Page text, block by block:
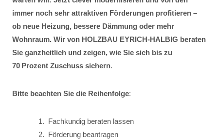
immer noch sehr attraktiven Förderungen profitieren –
ob neue Heizung, bessere Dämmung oder mehr
Wohnraum. Wir von HOLZBAU EYRICH-HALBIG beraten
Sie ganzheitlich und zeigen, wie Sie sich bis zu
70 Prozent Zuschuss sichern.
Bitte beachten Sie die Reihenfolge:
Fachkundig beraten lassen
Förderung beantragen